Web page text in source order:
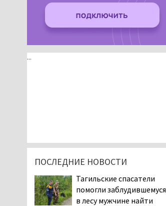
...
ПОСЛЕДНИЕ НОВОСТИ
Тагильские спасатели
помогли заблудившемуся
в лесу мужчине найти